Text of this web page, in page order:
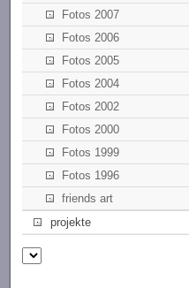
Fotos 2007
Fotos 2006
Fotos 2005
Fotos 2004
Fotos 2002
Fotos 2000
Fotos 1999
Fotos 1996
friends art
projekte